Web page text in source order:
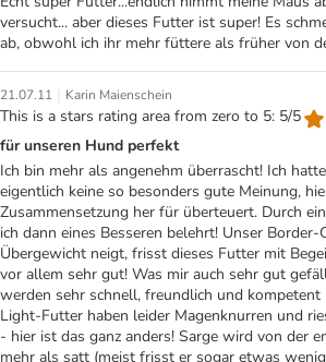
versucht... aber dieses Futter ist super! Es
ab, obwohl ich ihr mehr füttere als früher von
21.07.11 | Karin Maienschein
This is a stars rating area from zero to 5: 5/5
für unseren Hund perfekt
Ich bin mehr als angenehm überrascht! Ich
eigentlich keine so besonders gute Meinung,
Zusammensetzung her für überteuert. Durch
ich dann eines Besseren belehrt! Unser Border-
Übergewicht neigt, frisst dieses Futter mit
vor allem sehr gut! Was mir auch sehr gut
werden sehr schnell, freundlich und
Light-Futter haben leider Magenknurren und
- hier ist das ganz anders! Sarge wird von der
mehr als satt (meist frisst er sogar etwas